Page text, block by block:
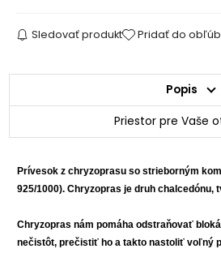
Sledovať produkt Pridať do
Popis
Priestor pre Vaše
Prívesok z chryzoprasu so strieborným
925/1000).Chryzopras je druh chalcedónu,
Chryzopras nám pomáha odstraňovať
nečistôt, prečistiť ho a takto nastoliť voľný